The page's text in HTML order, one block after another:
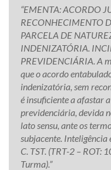
“EMENTA: ACORDO
RECONHECIMENTO
PARCELA DE
INDENIZATÓRIA.
PREVIDENCIÁRIA. A
que o acordo
indenizatória, sem
é insuficiente a afastar
previdenciária, devida
lato sensu, ante os
subjacente.
C. TST. (TRT-2 –
Turma).”